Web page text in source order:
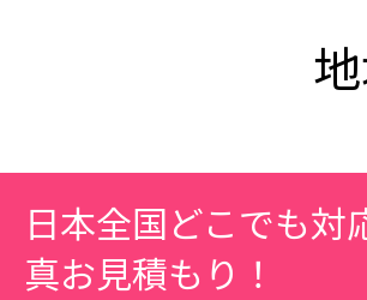
日本全国どこでも対
真お見積もり！